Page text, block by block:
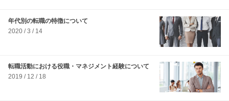
年代別の転職の特徴について
2020 / 3 / 14
転職活動における役職・マネジメント経験について
2019 / 12 / 18